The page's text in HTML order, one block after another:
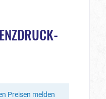
Preisen melden